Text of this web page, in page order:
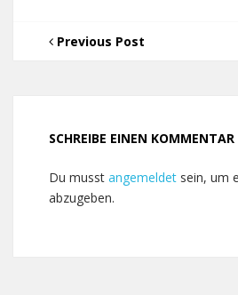
Previous Post
SCHREIBE EINEN KOMMENTAR
Du musst angemeldet sein, um
abzugeben.